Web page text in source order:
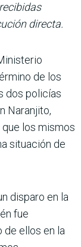
directa.
de los
dos policías
Naranjito,
los mismos
situación de
disparo en la
fue
de ellos en la